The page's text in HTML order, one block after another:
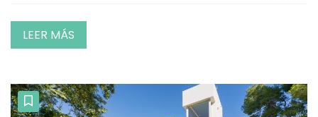
LEER MÁS